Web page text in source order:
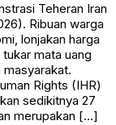
Teheran Iran
Ribuan warga
lonjakan harga
mata uang
Rights (IHR)
sedikitnya 27
merupakan […]